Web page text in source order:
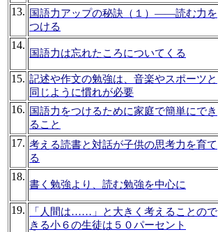
13.
国語力アップの秘訣（１）――読む力を
つける
14.
国語力は忘れたころについてくる
15. 記述や作文の勉強は、音楽やスポーツと
同じように慣れが必要
16.
国語力をつけるために家庭で簡単にでき
ること
17. 考える読書と対話が子供の思考力を育て
る
18.
書く勉強より、読む勉強を中心に
19.
「人間は……」と大きく考えることので
きる小６の生徒は５０パーセント